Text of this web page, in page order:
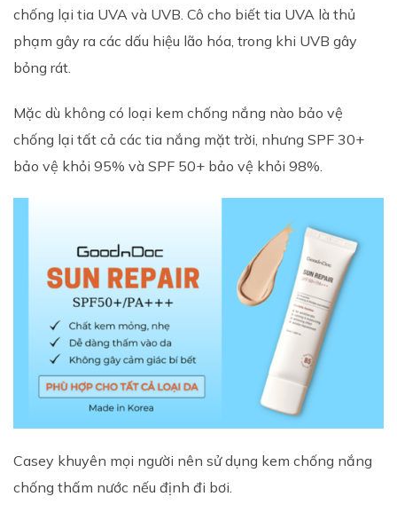
chống lại tia UVA và UVB. Cô cho biết tia UVA là thủ
phạm gây ra các dấu hiệu lão hóa, trong khi UVB gây
bỏng rát.
Mặc dù không có loại kem chống nắng nào bảo vệ
chống lại tất cả các tia nắng mặt trời, nhưng SPF 30+
bảo vệ khỏi 95% và SPF 50+ bảo vệ khỏi 98%.
Casey khuyên mọi người nên sử dụng kem chống nắng
chống thấm nước nếu định đi bơi.